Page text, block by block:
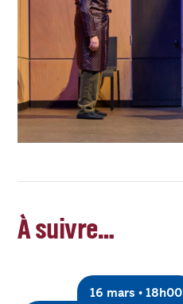
À suivre…
16 mars • 18h00